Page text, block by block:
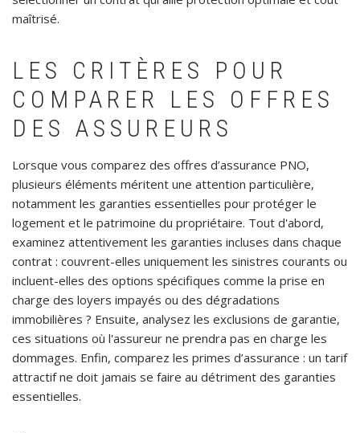
maîtrisé.
LES CRITÈRES POUR
COMPARER LES OFFRES
DES ASSUREURS
Lorsque vous comparez des offres d’assurance PNO,
plusieurs éléments méritent une attention particulière,
notamment les garanties essentielles pour protéger le
logement et le patrimoine du propriétaire. Tout d'abord,
examinez attentivement les garanties incluses dans chaque
contrat : couvrent-elles uniquement les sinistres courants ou
incluent-elles des options spécifiques comme la prise en
charge des loyers impayés ou des dégradations
immobilières ? Ensuite, analysez les exclusions de garantie,
ces situations où l'assureur ne prendra pas en charge les
dommages. Enfin, comparez les primes d’assurance : un tarif
attractif ne doit jamais se faire au détriment des garanties
essentielles.